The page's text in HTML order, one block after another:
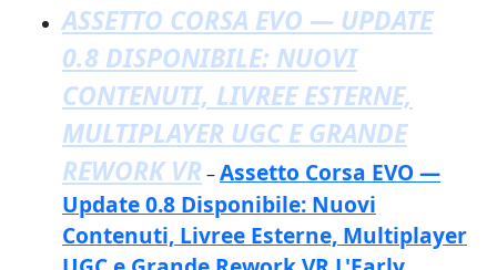
ASSETTO CORSA EVO — UPDATE
0.8 DISPONIBILE: NUOVI
CONTENUTI, LIVREE ESTERNE,
MULTIPLAYER UGC E GRANDE
REWORK VR –Assetto Corsa EVO —
Update 0.8 Disponibile: Nuovi
Contenuti, Livree Esterne, Multiplayer